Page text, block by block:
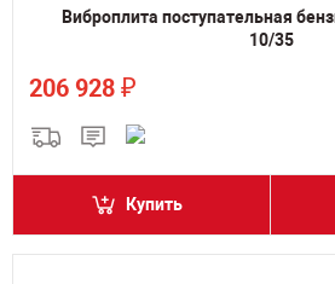
Виброплита поступательная
10/35
206 928 ₽
Купить